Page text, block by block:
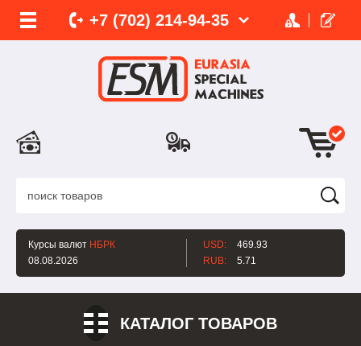
+7 (702) 214-94-35
Курсы валют НБРК
08.08.2026
USD:
469.93
RUB:
5.71
КАТАЛОГ ТОВАРОВ